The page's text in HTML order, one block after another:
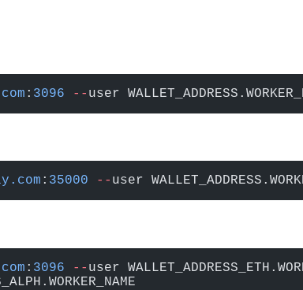
: 3096 -- user
: 35000 -- user
: 3096 -- user